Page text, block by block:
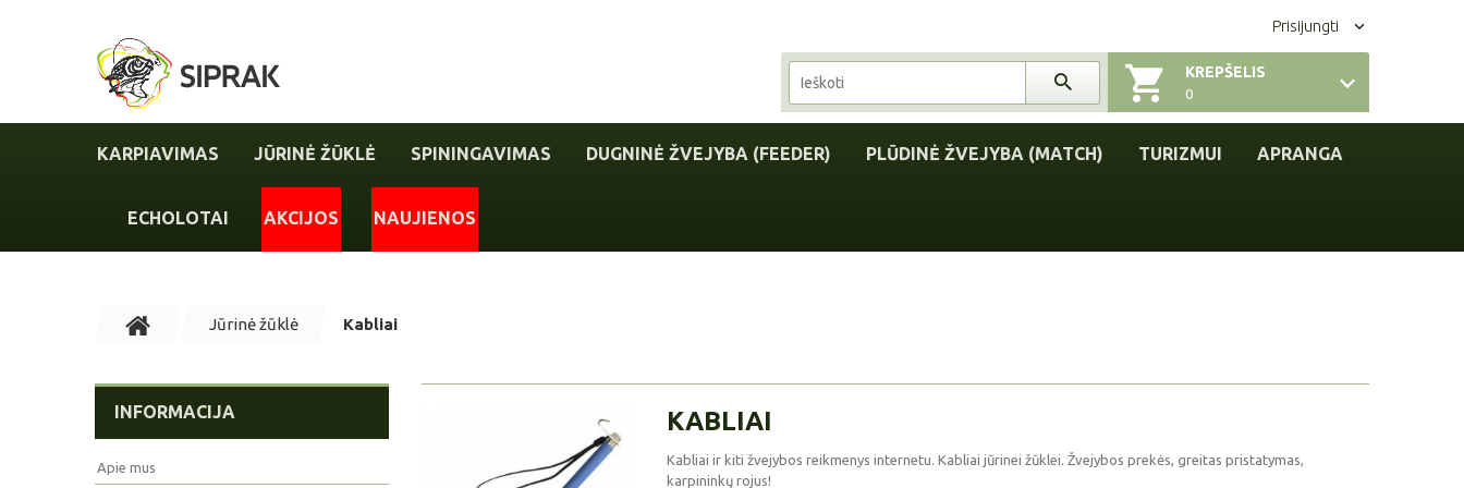
Prisijungti
KREPŠELIS
0
KARPIAVIMAS JŪRINĖ ŽŪKLĖ SPININGAVIMAS DUGNINĖ ŽVEJYBA (FEEDER) PLŪDINĖ ŽVEJYBA (MATCH) TURIZMUI APRANGA
ECHOLOTAI AKCIJOS NAUJIENOS
Jūrinė žūklė Kabliai
KABLIAI
Kabliai ir kiti žvejybos reikmenys internetu. Kabliai jūrinei žūklei. Žvejybos prekės, greitas pristatymas,
karpininkų rojus!
INFORMACIJA
Apie mus